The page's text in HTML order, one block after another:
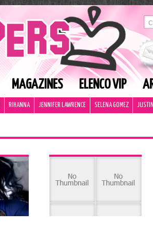
MAGAZINES ELENCO VIP
RIHANNA JENNIFER LAWRENCE SELENA GOMEZ